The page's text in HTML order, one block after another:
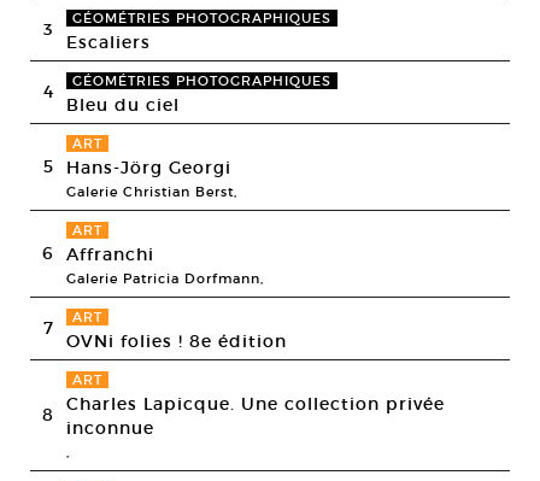
3 GÉOMÉTRIES PHOTOGRAPHIQUES
Escaliers
4 GÉOMÉTRIES PHOTOGRAPHIQUES
Bleu du ciel
5
ART
Hans-Jörg Georgi
Galerie Christian Berst,
6
ART
Affranchi
Galerie Patricia Dorfmann,
7 ART
OVNi folies ! 8e édition
8
ART
Charles Lapicque. Une collection privée
inconnue
,